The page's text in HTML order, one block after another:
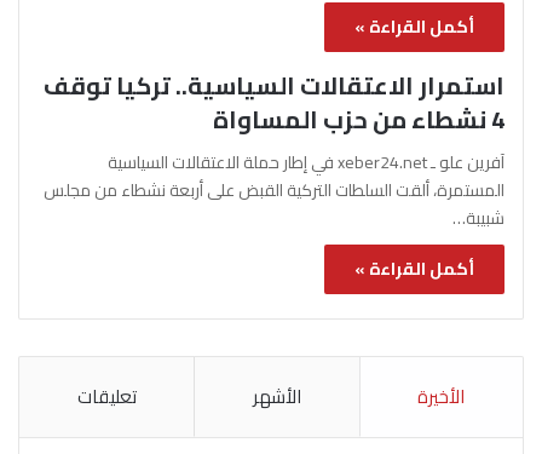
أكمل القراءة »
استمرار الاعتقالات السياسية.. تركيا توقف
4 نشطاء من حزب المساواة
آفرين علو ـ xeber24.net في إطار حملة الاعتقالات السياسية
المستمرة، ألقت السلطات التركية القبض على أربعة نشطاء من مجلس
شبيبة…
أكمل القراءة »
الأخيرة الأشهر تعليقات